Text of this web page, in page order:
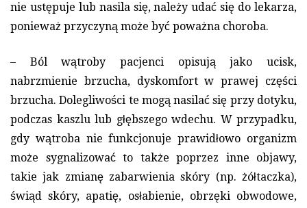
nie ustępuje lub nasila się, należy udać się do lekarza,
ponieważ przyczyną może być poważna choroba.
– Ból wątroby pacjenci opisują jako ucisk,
nabrzmienie brzucha, dyskomfort w prawej części
brzucha. Dolegliwości te mogą nasilać się przy dotyku,
podczas kaszlu lub głębszego wdechu. W przypadku,
gdy wątroba nie funkcjonuje prawidłowo organizm
może sygnalizować to także poprzez inne objawy,
takie jak zmianę zabarwienia skóry (np. żółtaczka),
świąd skóry, apatię, osłabienie, obrzęki obwodowe,